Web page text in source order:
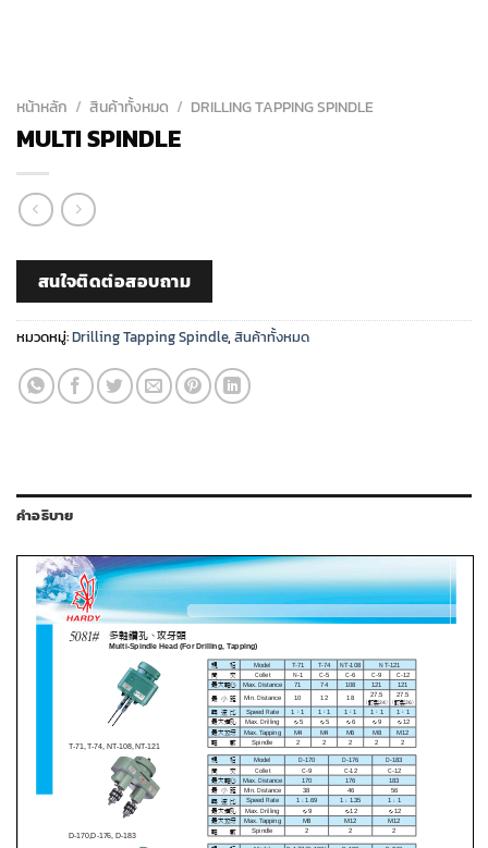
หน้าหลัก / สินค้าทั้งหมด / DRILLING TAPPING SPINDLE
MULTI SPINDLE
สนใจติดต่อสอบถาม
หมวดหมู่:Drilling Tapping Spindle, สินค้าทั้งหมด
คำอธิบาย